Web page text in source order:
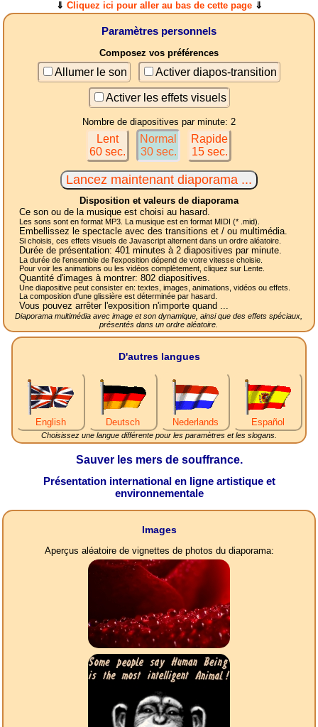
⇓ Cliquez ici pour aller au bas de cette page⇓
Paramètres personnels
Composez vos préférences
Allumer le son Activer diapos-transition
Activer les effets visuels
Nombre de diapositives par minute: 2
Lent
60 sec.
Normal
30 sec.
Rapide
15 sec.
Disposition et valeurs de diaporama
Ce son ou de la musique est choisi au hasard.
Les sons sont en format MP3. La musique est en format MIDI (* .mid).
Embellissez le spectacle avec des transitions et / ou multimédia.
Si choisis, ces effets visuels de Javascript alternent dans un ordre aléatoire.
Durée de présentation: 401 minutes à 2 diapositives par minute.
La durée de l'ensemble de l'exposition dépend de votre vitesse choisie.
Pour voir les animations ou les vidéos complètement, cliquez sur Lente.
Quantité d'images à montrer: 802diapositives.
Une diapositive peut consister en: textes, images, animations, vidéos ou effets.
La composition d'une glissière est déterminée par hasard.
Vous pouvez arrêter l'exposition n'importe quand ...
Diaporama multimédia avec image et son dynamique, ainsi que des effets spéciaux,
présentés dans un ordre aléatoire.
D'autres langues
English Deutsch Nederlands Español
Choisissez une langue différente pour les paramètres et les slogans.
Sauver les mers de souffrance.
Présentation international en ligne artistique et
environnementale
Images
Aperçus aléatoire de vignettes de photos du diaporama: